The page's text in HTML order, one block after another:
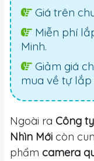
Giá trên
Miễn phí
Minh.
Giảm giá
mua về tự lắp
Ngoài ra Công
Nhìn Mới còn
phẩm camera